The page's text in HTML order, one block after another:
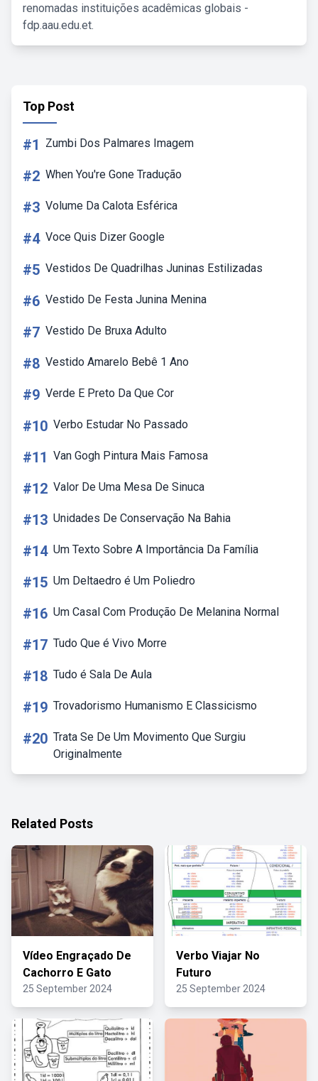
renomadas instituições acadêmicas globais -
fdp.aau.edu.et.
Top Post
#1 Zumbi Dos Palmares Imagem
#2 When You're Gone Tradução
#3 Volume Da Calota Esférica
#4 Voce Quis Dizer Google
#5 Vestidos De Quadrilhas Juninas Estilizadas
#6 Vestido De Festa Junina Menina
#7 Vestido De Bruxa Adulto
#8 Vestido Amarelo Bebê 1 Ano
#9 Verde E Preto Da Que Cor
#10 Verbo Estudar No Passado
#11 Van Gogh Pintura Mais Famosa
#12 Valor De Uma Mesa De Sinuca
#13 Unidades De Conservação Na Bahia
#14 Um Texto Sobre A Importância Da Família
#15 Um Deltaedro é Um Poliedro
#16 Um Casal Com Produção De Melanina Normal
#17 Tudo Que é Vivo Morre
#18 Tudo é Sala De Aula
#19 Trovadorismo Humanismo E Classicismo
#20 Trata Se De Um Movimento Que Surgiu
Originalmente
Related Posts
Vídeo Engraçado De
Cachorro E Gato
25 September 2024
Verbo Viajar No
Futuro
25 September 2024